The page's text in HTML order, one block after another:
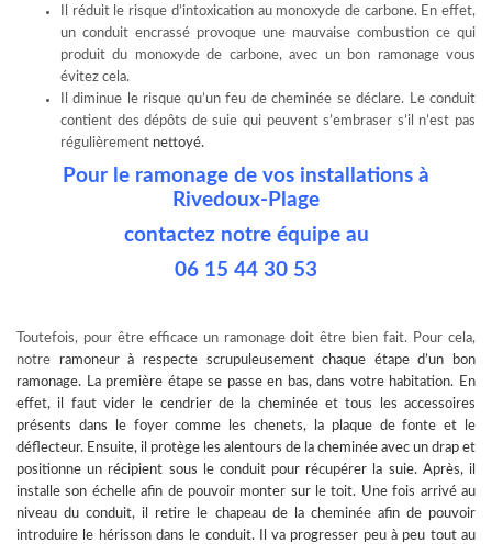
Il réduit le risque d’intoxication au monoxyde de carbone. En effet,
un conduit encrassé provoque une mauvaise combustion ce qui
produit du monoxyde de carbone, avec un bon ramonage vous
évitez cela.
Il diminue le risque qu’un feu de cheminée se déclare. Le conduit
contient des dépôts de suie qui peuvent s’embraser s’il n’est pas
régulièrement nettoyé.
Pour le ramonage de vos installations à
Rivedoux-Plage
contactez notre équipe au
06 15 44 30 53
Toutefois, pour être efficace un ramonage doit être bien fait. Pour cela,
notre
ramoneur à respecte scrupuleusement chaque étape d’un bon
ramonage. La première étape se passe en bas, dans votre habitation. En
effet, il faut vider le cendrier de la cheminée et tous les accessoires
présents dans le foyer comme les chenets, la plaque de fonte et le
déflecteur. Ensuite, il protège les alentours de la cheminée avec un drap et
positionne un récipient sous le conduit pour récupérer la suie. Après, il
installe son échelle afin de pouvoir monter sur le toit. Une fois arrivé au
niveau du conduit, il retire le chapeau de la cheminée afin de pouvoir
introduire le hérisson dans le conduit. Il va progresser peu à peu tout au